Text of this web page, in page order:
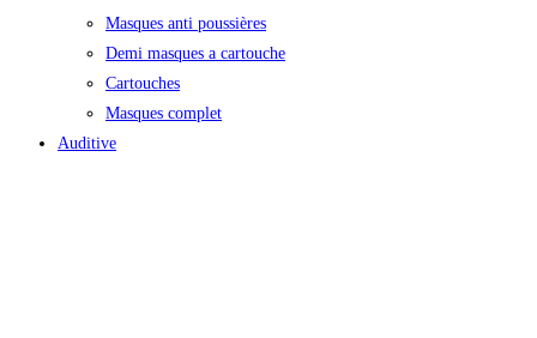
Masques anti poussières
Demi masques a cartouche
Cartouches
Masques complet
Auditive